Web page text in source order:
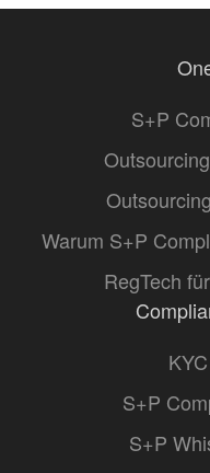
S+P
Warum S+P
RegTech
S+P
S+P